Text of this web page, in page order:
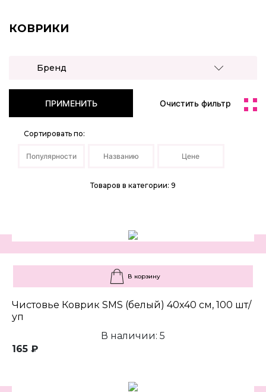
КОВРИКИ
Бренд
ПРИМЕНИТЬ Очистить фильтр
Сортировать по:
Популярности Названию Цене
Товаров в категории: 9
В корзину
Чистовье Коврик SMS (белый) 40х40 см, 100 шт/
уп
В наличии: 5
165 ₽